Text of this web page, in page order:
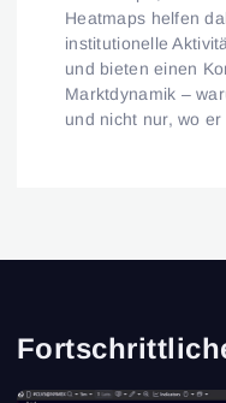
Heatmaps helfen
institutionelle
und bieten einen
Marktdynamik –
und nicht nur, wo